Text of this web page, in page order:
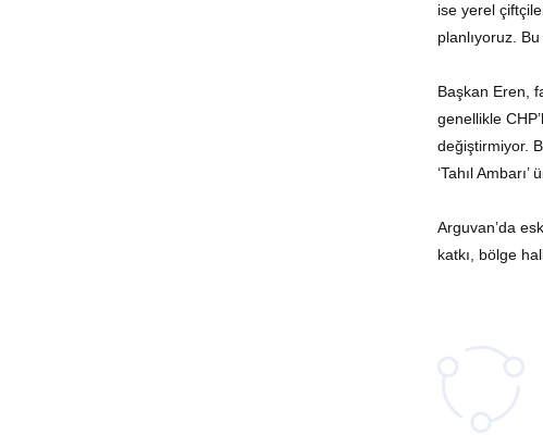
ise yerel
planlıyoruz.
Başkan Eren,
genellikle
değiştirmiyor.
‘Tahıl
Arguvan’da
katkı, bölge